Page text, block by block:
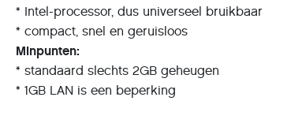
* Intel-processor, dus universeel bruikbaar
* compact, snel en geruisloos
Minpunten:
* standaard slechts 2GB geheugen
* 1GB LAN is een beperking